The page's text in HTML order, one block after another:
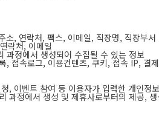
, 연락처, 팩스, 이메일, 직장명, 직장부서
락처, 이메일
과정에서 생성되어 수집될 수 있는 정보
, 접속로그, 이용컨텐츠, 쿠키, 접속 IP, 결
, 이벤트 참여 등 이용자가 입력한 개인정보
과정에서 생성 및 제휴사로부터의 제공,